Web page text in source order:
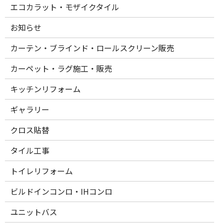
エコカラット・モザイクタイル
お知らせ
カーテン・ブラインド・ロールスクリーン販売
カーペット・ラグ施工・販売
キッチンリフォーム
ギャラリー
クロス貼替
タイル工事
トイレリフォーム
ビルドインコンロ・IHコンロ
ユニットバス